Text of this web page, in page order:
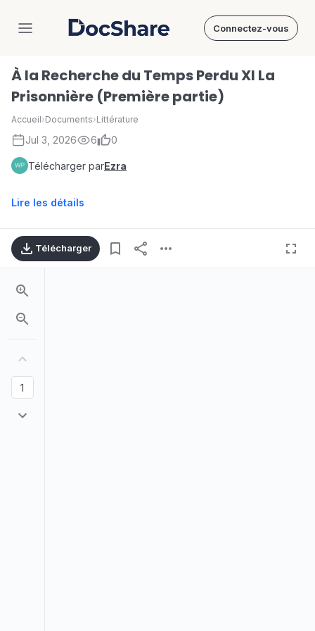
DocShare Connectez-vous
À la Recherche du Temps Perdu XI La
Prisonnière (Première partie)
Accueil›Documents›Littérature
Jul 3, 2026 6 0
Télécharger parEzra
Lire les détails
Télécharger